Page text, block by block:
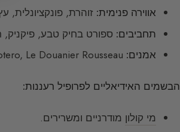
אווירה פנימית: זוהרת, פונקציונלית,
תחביבים: ספורט בחיק טבע,
אמנים:
הבשמים האידיאליים לפרופיל רעננות:
מי קולון מודרניים ומשרירים.